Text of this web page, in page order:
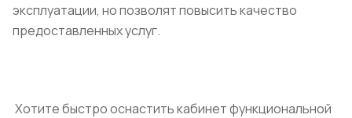
эксплуатации, но позволят повысить качество
предоставленных услуг.
Хотите быстро оснастить кабинет функциональной